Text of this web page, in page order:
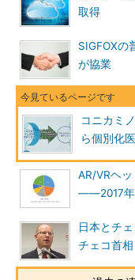
取得
SIGFOXの
が協業
コニカミ
ら個別化
AR/VRヘ
――2017年
日本とチ
チェコ首相